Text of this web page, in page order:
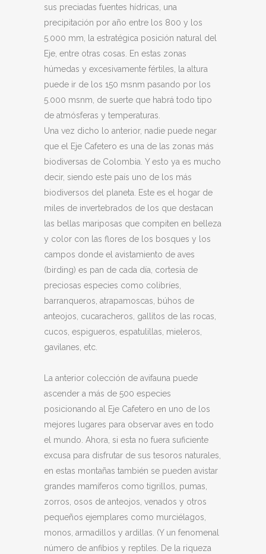
sus preciadas fuentes hídricas, una
precipitación por año entre los 800 y los
5.000 mm, la estratégica posición natural del
Eje, entre otras cosas. En estas zonas
húmedas y excesivamente fértiles, la altura
puede ir de los 150 msnm pasando por los
5.000 msnm, de suerte que habrá todo tipo
de atmósferas y temperaturas.
Una vez dicho lo anterior, nadie puede negar
que el Eje Cafetero es una de las zonas más
biodiversas de Colombia. Y esto ya es mucho
decir, siendo este país uno de los más
biodiversos del planeta. Este es el hogar de
miles de invertebrados de los que destacan
las bellas mariposas que compiten en belleza
y color con las flores de los bosques y los
campos donde el avistamiento de aves
(birding) es pan de cada día, cortesía de
preciosas especies como colibríes,
barranqueros, atrapamoscas, búhos de
anteojos, cucaracheros, gallitos de las rocas,
cucos, espigueros, espatulillas, mieleros,
gavilanes, etc.
La anterior colección de avifauna puede
ascender a más de 500 especies
posicionando al Eje Cafetero en uno de los
mejores lugares para observar aves en todo
el mundo. Ahora, si esta no fuera suficiente
excusa para disfrutar de sus tesoros naturales,
en estas montañas también se pueden avistar
grandes mamíferos como tigrillos, pumas,
zorros, osos de anteojos, venados y otros
pequeños ejemplares como murciélagos,
monos, armadillos y ardillas. (Y un fenomenal
número de anfibios y reptiles. De la riqueza